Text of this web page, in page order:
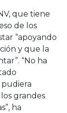
que tiene
de los
“apoyando
y que la
“No ha
pudiera
grandes
ha